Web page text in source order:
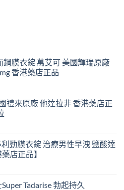
鋼膜衣錠 萬艾可 美國輝瑞原廠
香港藥店正品
禮來原廠 他達拉非 香港藥店正
勁膜衣錠 治療男性早洩 鹽酸達
店正品】
Tadarise 勃起持久